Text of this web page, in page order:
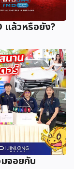
แล้วหรือยัง?
จอยกับ